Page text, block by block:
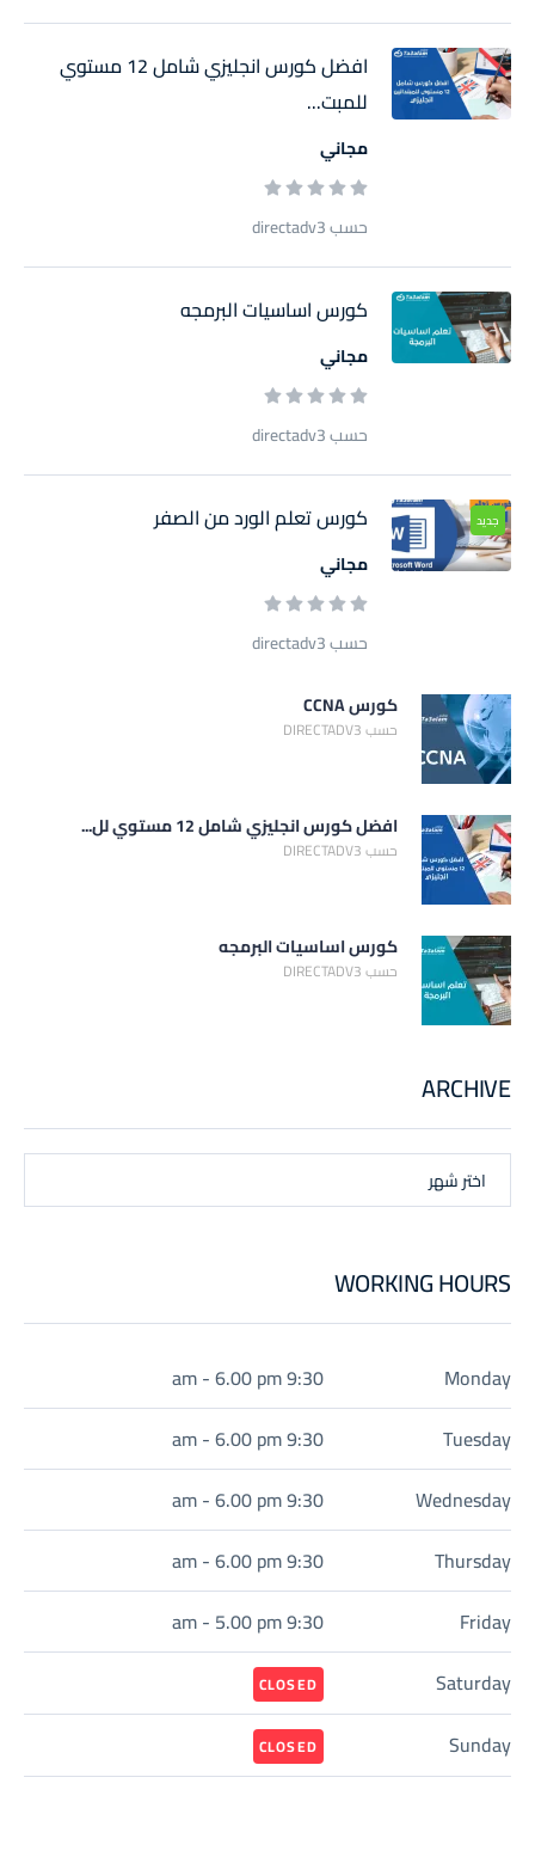
افضل كورس انجليزي شامل 12 مستوي
للمبت...
مجاني
حسب directadv3
كورس اساسيات البرمجه
مجاني
حسب directadv3
جديد كورس تعلم الورد من الصفر
مجاني
حسب directadv3
كورس CCNA
حسب DIRECTADV3
افضل كورس انجليزي شامل 12 مستوي لل...
حسب DIRECTADV3
كورس اساسيات البرمجه
حسب DIRECTADV3
ARCHIVE
اختر شهر
WORKING HOURS
Monday
9:30 am - 6.00 pm
Tuesday
9:30 am - 6.00 pm
Wednesday
9:30 am - 6.00 pm
Thursday
9:30 am - 6.00 pm
Friday
9:30 am - 5.00 pm
Saturday
CLOSED
Sunday
CLOSED